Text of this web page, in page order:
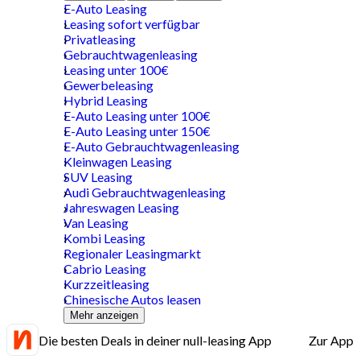
E-Auto Leasing
Leasing sofort verfügbar
Privatleasing
Gebrauchtwagenleasing
Leasing unter 100€
Gewerbeleasing
Hybrid Leasing
E-Auto Leasing unter 100€
E-Auto Leasing unter 150€
E-Auto Gebrauchtwagenleasing
Kleinwagen Leasing
SUV Leasing
Audi Gebrauchtwagenleasing
Jahreswagen Leasing
Van Leasing
Kombi Leasing
Regionaler Leasingmarkt
Cabrio Leasing
Kurzzeitleasing
Chinesische Autos leasen
Mehr anzeigen
Die besten Deals in deiner null-leasing App Zur App